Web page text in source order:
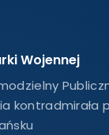
Wojennej
kontradmirała